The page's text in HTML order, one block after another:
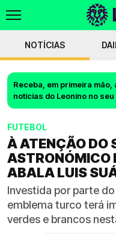
NOTÍCIAS
Receba, em primeira
notícias do Leonino no
FUTEBOL
À ATENÇÃO DO
ASTRONÓMICO
ABALA LUIS
Investida por parte
emblema turco terá
verdes e brancos